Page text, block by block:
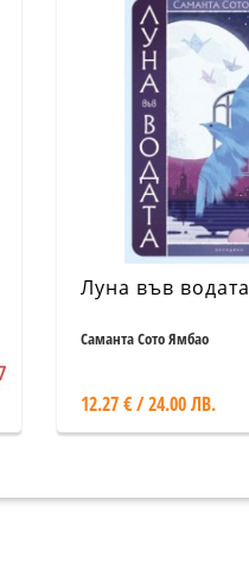
Луна във водата
Саманта Сото Ямбао
12.27 € / 24.00 ЛВ.